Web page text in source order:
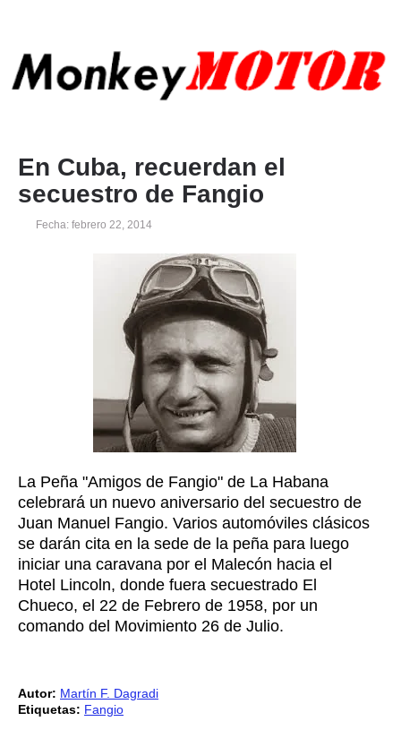
En Cuba, recuerdan el
secuestro de Fangio
Fecha: febrero 22, 2014
La Peña "Amigos de Fangio" de La Habana
celebrará un nuevo aniversario del secuestro de
Juan Manuel Fangio. Varios automóviles clásicos
se darán cita en la sede de la peña para luego
iniciar una caravana por el Malecón hacia el
Hotel Lincoln, donde fuera secuestrado El
Chueco, el 22 de Febrero de 1958, por un
comando del Movimiento 26 de Julio.
Autor: Martín F. Dagradi
Etiquetas: Fangio